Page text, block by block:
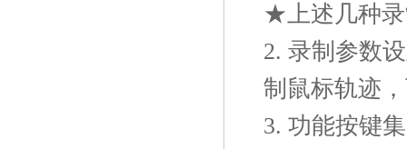
★上述几种录
2. 录制参数
制鼠标轨迹
3. 功能按键